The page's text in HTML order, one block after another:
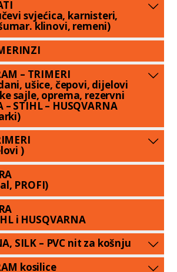
svjećica, karnisteri,
klinovi, remeni)
– TRIMERI
ušice, čepovi, dijelovi
sajle, oprema, rezervni
STIHL – HUSQVARNA
)
PROFI)
i HUSQVARNA
SILK – PVC nit za košnju
kosilice